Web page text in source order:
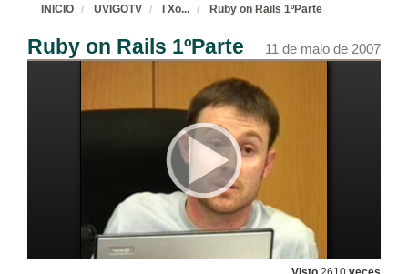
INICIO UVIGOTV I Xo... Ruby on Rails 1ºParte
Ruby on Rails 1ºParte 11 de maio de 2007